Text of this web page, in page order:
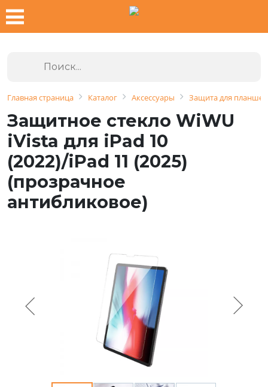
Главная страница Каталог Аксессуары Защита для
Защитное стекло WiWU
iVista для iPad 10
(2022)/iPad 11 (2025)
(прозрачное
антибликовое)